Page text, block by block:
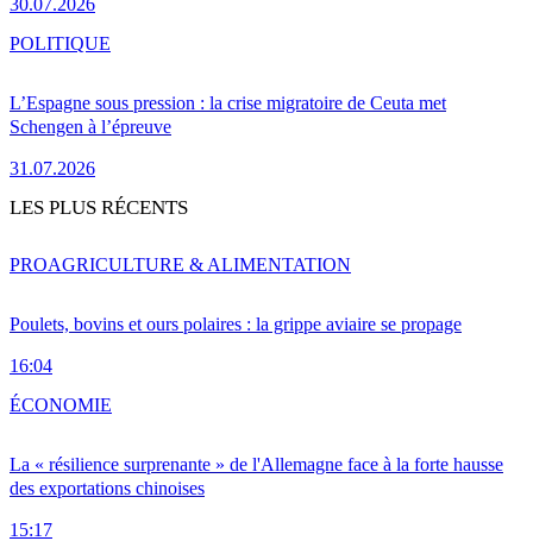
L’Espagne sous pression : la crise migratoire de Ceuta met
Schengen à l’épreuve
31.07.2026
POLITIQUE
LES PLUS RÉCENTS
Poulets, bovins et ours polaires : la grippe aviaire se propage
16:04
PROAGRICULTURE & ALIMENTATION
La « résilience surprenante » de l'Allemagne face à la forte hausse
des exportations chinoises
15:17
ÉCONOMIE